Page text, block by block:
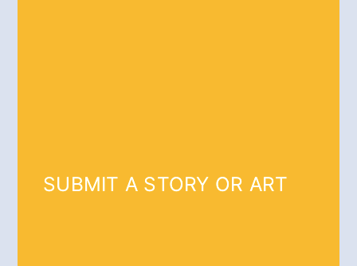
SUBMIT A STORY OR ART